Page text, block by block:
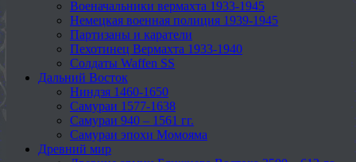
Военачальники вермахта 1933-1945
Немецкая военная полиция 1939-1945
Партизаны и каратели
Пехотинец Вермахта 1933-1940
Солдаты Waffen SS
Дальний Восток
Ниндзя 1460-1650
Самураи 1577-1638
Самураи 940 – 1561 гг.
Самураи эпохи Момояма
Древний мир